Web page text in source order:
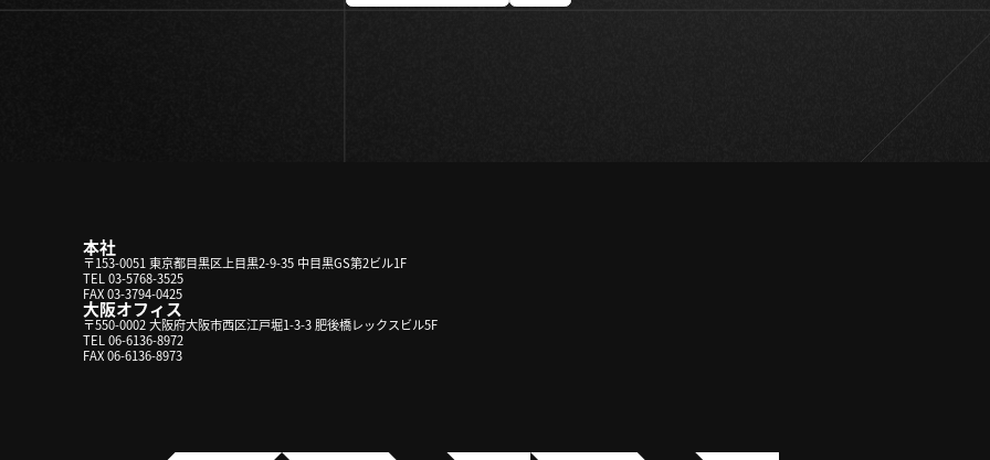
本社
〒153-0051 東京都目黒区上目黒2-9-35 中目黒GS第2ビル1F
TEL 03-5768-3525
FAX 03-3794-0425
大阪オフィス
〒550-0002 大阪府大阪市西区江戸堀1-3-3 肥後橋レックスビル5F
TEL 06-6136-8972
FAX 06-6136-8973